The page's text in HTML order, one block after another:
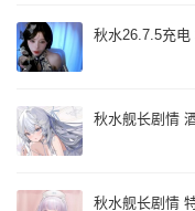
秋水26.7.5充
秋水舰长剧情
秋水舰长剧情